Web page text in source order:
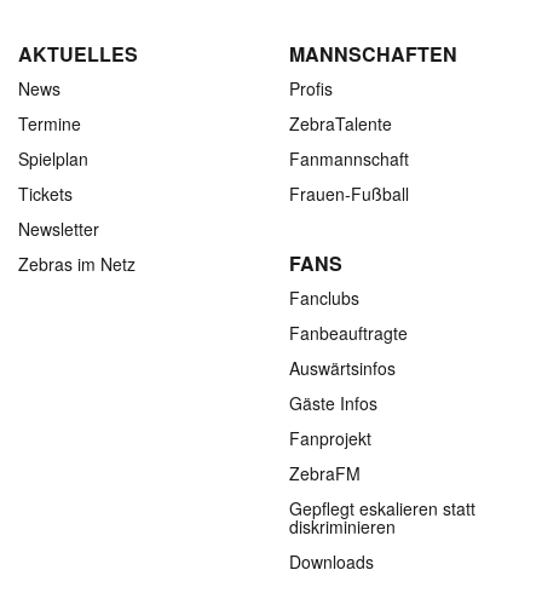
AKTUELLES
News
Termine
Spielplan
Tickets
Newsletter
Zebras im Netz
MANNSCHAFTEN
Profis
ZebraTalente
Fanmannschaft
Frauen-Fußball
FANS
Fanclubs
Fanbeauftragte
Auswärtsinfos
Gäste Infos
Fanprojekt
ZebraFM
Gepflegt eskalieren statt
diskriminieren
Downloads